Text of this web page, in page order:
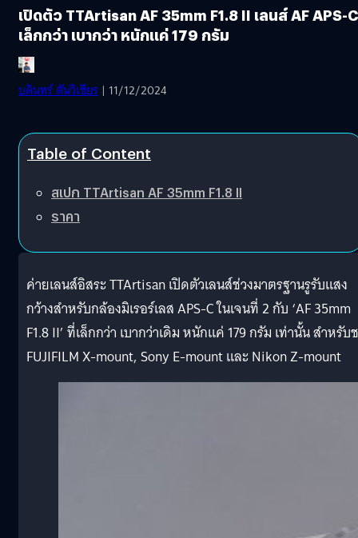
เปิดตัว TTArtisan AF 35mm F1.8 II เลนส์ AF APS-C
เล็กกว่า เบากว่า หนักแค่ 179 กรัม
บดินทร์ ตันวิเชียร | 11/12/2024
Table of Content
สเปก TTArtisan AF 35mm F1.8 II
ราคา
ค่ายเลนส์อิสระ TTArtisan เปิดตัวเลนส์ช่วงมาตรฐานรูรับแสง
กว้างสำหรับกล้องมิเรอร์เลส APS-C ในเจนที่ 2 กับ ‘AF 35mm
F1.8 II’ ที่เล็กกว่า เบากว่าเดิม หนักแค่ 179 กรัม เท่านั้น สำหรับ
FUJIFILM X-mount, Sony E-mount และ Nikon Z-mount